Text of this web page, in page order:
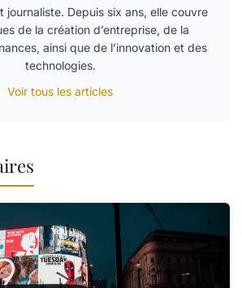
journaliste. Depuis six ans, elle couvre
de la création d’entreprise, de la
ainsi que de l’innovation et des
technologies.
Voir tous les articles